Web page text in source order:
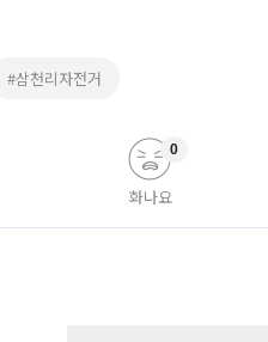
#삼천리자전거
화나요
0